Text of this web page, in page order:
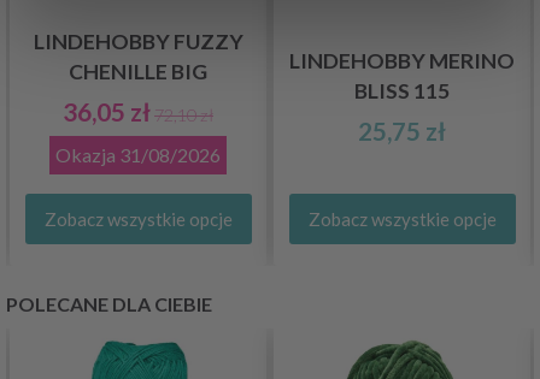
LINDEHOBBY FUZZY
CHENILLE BIG
36,05 zł72,10 zł
Okazja 31/08/2026
Zobacz wszystkie opcje
LINDEHOBBY MERINO
BLISS 115
25,75 zł
Zobacz wszystkie opcje
POLECANE DLA CIEBIE